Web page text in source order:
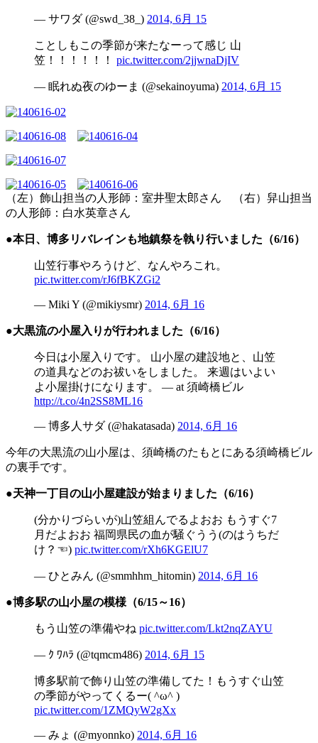
— サワダ (@swd_38_) 2014, 6月 15
ことしもこの季節が来たなーって感じ 山
笠！！！！！！ pic.twitter.com/2jjwnaDjIV
— 眠れぬ夜のゆーま (@sekainoyuma) 2014, 6月 15
（左）飾山担当の人形師：室井聖太郎さん （右）舁山担当
の人形師：白水英章さん
●本日、博多リバレインも地鎮祭を執り行いました（6/16）
山笠行事やろうけど、なんやろこれ。
pic.twitter.com/rJ6fBKZGi2
— Miki Y (@mikiysmr) 2014, 6月 16
●大黒流の小屋入りが行われました（6/16）
今日は小屋入りです。 山小屋の建設地と、山笠
の道具などのお祓いをしました。 来週はいよい
よ小屋掛けになります。 — at 須崎橋ビル
http://t.co/4n2SS8ML16
— 博多人サダ (@hakatasada) 2014, 6月 16
今年の大黒流の山小屋は、須崎橋のたもとにある須崎橋ビル
の裏手です。
●天神一丁目の山小屋建設が始まりました（6/16）
(分かりづらいが)山笠組んでるよおお もうすぐ7
月だよおお 福岡県民の血が騒ぐうう(のはうちだ
け？☜) pic.twitter.com/rXh6KGElU7
— ひとみん (@smmhhm_hitomin) 2014, 6月 16
●博多駅の山小屋の模様（6/15～16）
もう山笠の準備やね pic.twitter.com/Lkt2nqZAYU
— ｸ ﾜﾊﾗ (@tqmcm486) 2014, 6月 15
博多駅前で飾り山笠の準備してた！もうすぐ山笠
の季節がやってくるー( ^ω^ )
pic.twitter.com/1ZMQyW2gXx
— みょ (@myonnko) 2014, 6月 16